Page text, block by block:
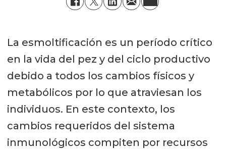
La esmoltificación es un período crítico
en la vida del pez y del ciclo productivo
debido a todos los cambios físicos y
metabólicos por lo que atraviesan los
individuos. En este contexto, los
cambios requeridos del sistema
inmunológicos compiten por recursos